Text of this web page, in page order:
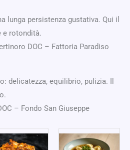
lunga persistenza gustativa. Qui il
e rotondità.
DOC – Fattoria Paradiso
delicatezza, equilibrio, pulizia. Il
– Fondo San Giuseppe